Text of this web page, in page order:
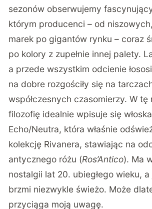
sezonów obserwujemy
którym producenci – od
marek po gigantów rynku – coraz
po kolory z zupełnie innej palety.
a przede wszystkim odcienie
na dobre rozgościły się na
współczesnych czasomierzy. W tę
filozofię idealnie wpisuje się
Echo/Neutra, która właśnie
kolekcję Rivanera, stawiając na
antycznego różu (Ros’Antico). Ma
nostalgii lat 20. ubiegłego wieku,
brzmi niezwykle świeżo. Może
przyciąga moją uwagę.